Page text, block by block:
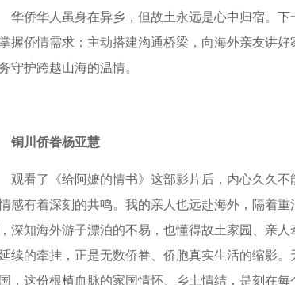
华侨华人虽身在异乡，但故土永远是心中归宿。
握侨情需求；主动搭建沟通桥梁，向海外亲友讲
守护跨越山海的温情。
铜川侨眷杨亚慧
观看了《给阿嬷的情书》这部影片后，内心久久
感有着深刻的共鸣。我的亲人也远赴海外，隔着
深知海外游子漂泊的不易，也懂得故土家园、亲
续的牵挂，正是无数侨眷、侨胞真实生活的缩影
，这份根植血脉的家国情怀、乡土情结，是刻在每